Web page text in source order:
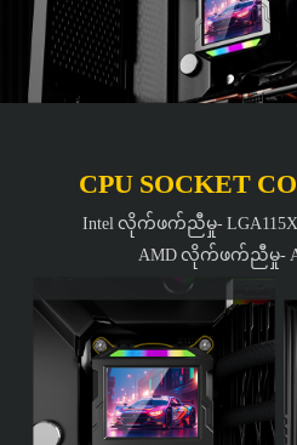
CPU SOCKET
Intel လိုက်ဖက်ညီမှု- LGA115X/
AMD လိုက်ဖက်ညီမှု-